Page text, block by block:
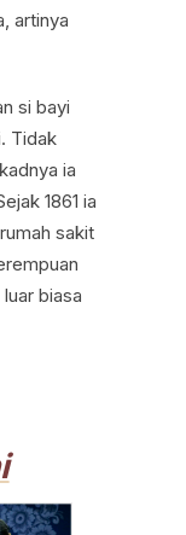
artinya
si bayi
Tidak
ia
1861 ia
sakit
biasa